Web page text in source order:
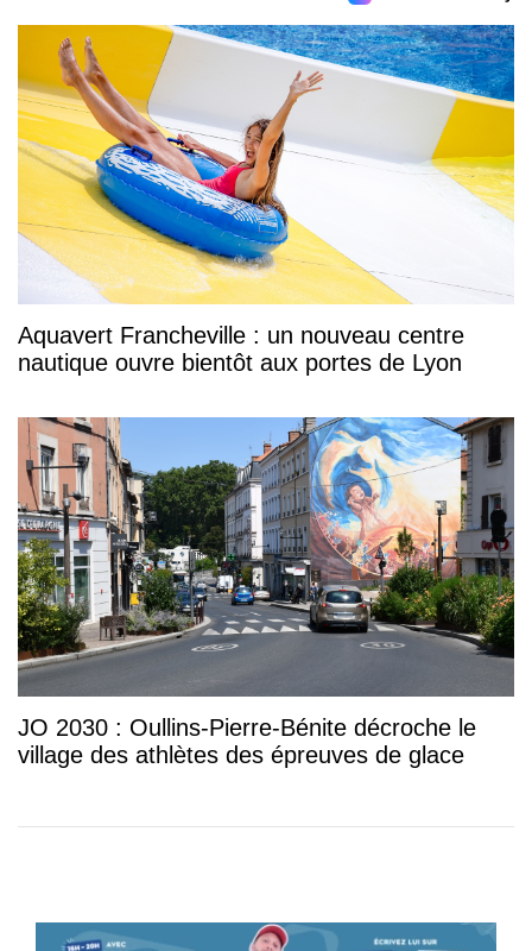
Aquavert Francheville : un nouveau centre
nautique ouvre bientôt aux portes de Lyon
JO 2030 : Oullins-Pierre-Bénite décroche le
village des athlètes des épreuves de glace